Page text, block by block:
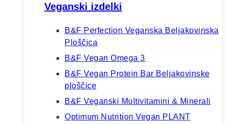
Veganski izdelki
B&F Perfection Veganska Beljakovinska
Ploščica
B&F Vegan Omega 3
B&F Vegan Protein Bar Beljakovinske
ploščice
B&F Veganski Multivitamini & Minerali
Optimum Nutrition Vegan PLANT